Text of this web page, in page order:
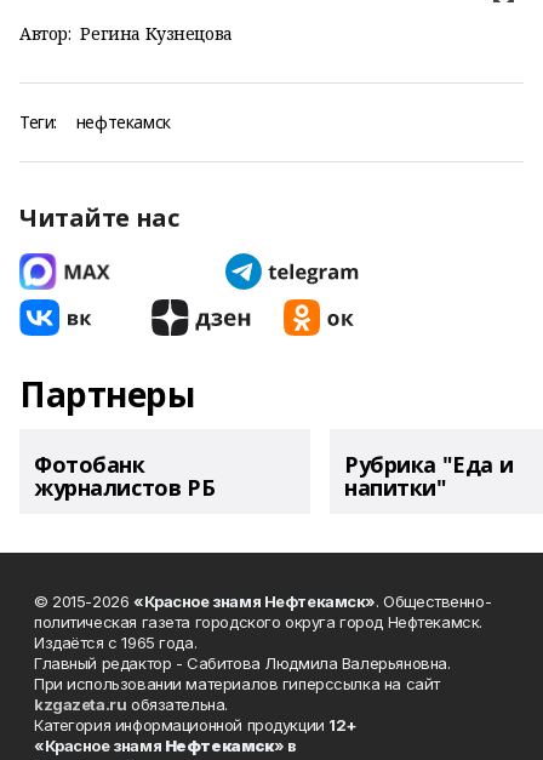
Автор: Регина Кузнецова
Теги: нефтекамск
Читайте нас
Партнеры
Фотобанк
журналистов РБ
Рубрика "Еда и
напитки"
© 2015-2026 «Красное знамя Нефтекамск». Общественно-
политическая газета городского округа город Нефтекамск.
Издаётся с 1965 года.
Главный редактор - Сабитова Людмила Валерьяновна.
При использовании материалов гиперссылка на сайт
kzgazeta.ru обязательна.
Категория информационной продукции 12+
«Красное знамя Нефтекамск» в